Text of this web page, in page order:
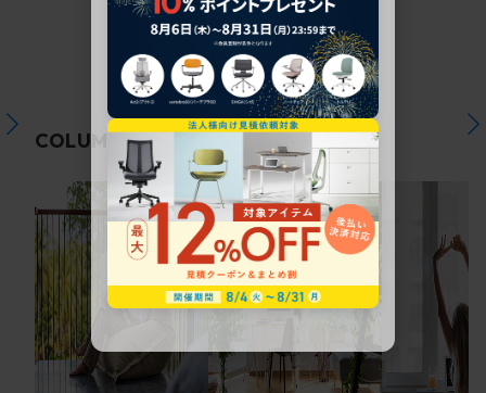
COLUMN関連コラム